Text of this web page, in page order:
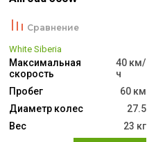
Сравнение
White Siberia
Максимальная
скорость
40 км/
ч
Пробег
60 км
Диаметр колес
27.5
Вес
23 кг